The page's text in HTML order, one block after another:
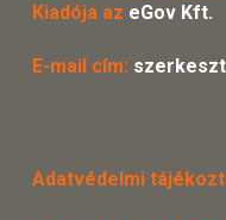
Kiadója az eGov Kft.
E-mail cím:
Adatvédelmi